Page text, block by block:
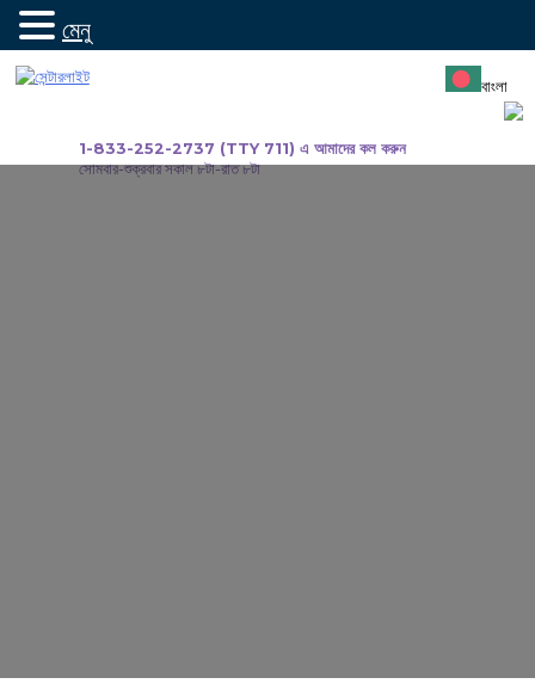
যান
1-833-252-2737 (TTY 711) এ আমাদের কল করুন
সোমবার-শুক্রবার সকাল ৮টা-রাত ৮টা
বাংলা
মেনু